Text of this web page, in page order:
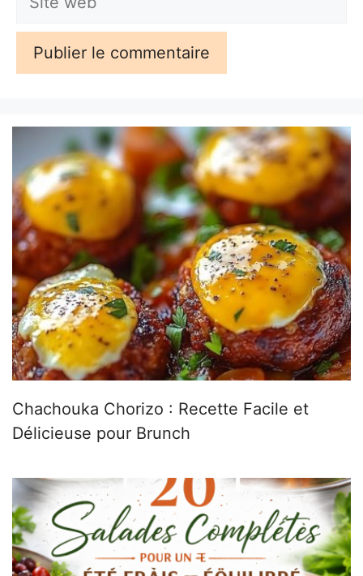
Chachouka Chorizo : Recette Facile et
Délicieuse pour Brunch